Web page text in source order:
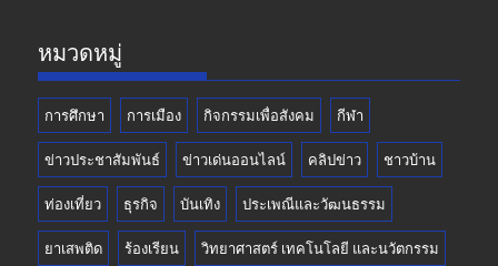
หมวดหมู่
การศึกษา การเมือง กิจกรรมเพื่อสังคม กีฬา
ข่าวประชาสัมพันธ์ ข่าวเด่นออนไลน์ คลิปข่าว ชาวบ้าน
ท่องเที่ยว ธุรกิจ บันเทิง ประเพณีและวัฒนธรรม
ยาเสพติด ร้องเรียน วิทยาศาสตร์ เทคโนโลยี และนวัตกรรม